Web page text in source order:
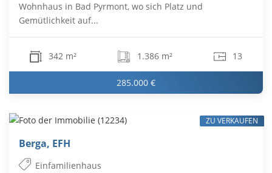
Wohnhaus in Bad Pyrmont, wo sich Platz und
Gemütlichkeit auf...
342 m² 1.386 m² 13
285.000 €
Berga, EFH
Einfamilienhaus
ZU VERKAUFEN